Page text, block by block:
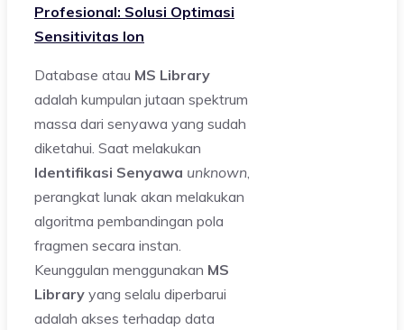
Profesional: Solusi Optimasi
Sensitivitas Ion
Database atau MS Library
adalah kumpulan jutaan spektrum
massa dari senyawa yang sudah
diketahui. Saat melakukan
Identifikasi Senyawa unknown,
perangkat lunak akan melakukan
algoritma pembandingan pola
fragmen secara instan.
Keunggulan menggunakan MS
Library yang selalu diperbarui
adalah akses terhadap data